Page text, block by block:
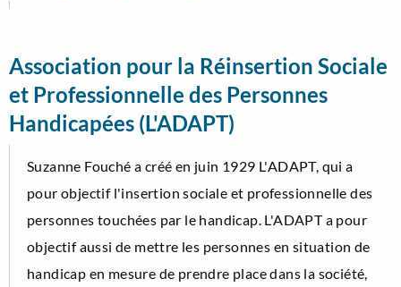
Association pour la Réinsertion Sociale
et Professionnelle des Personnes
Handicapées (L'ADAPT)
Suzanne Fouché a créé en juin 1929 L'ADAPT, qui a
pour objectif l'insertion sociale et professionnelle des
personnes touchées par le handicap. L'ADAPT a pour
objectif aussi de mettre les personnes en situation de
handicap en mesure de prendre place dans la société,